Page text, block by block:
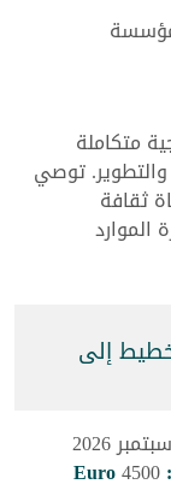
متكاملة
والتطوير. توصي
ثقافة
إلى
4500
Euro